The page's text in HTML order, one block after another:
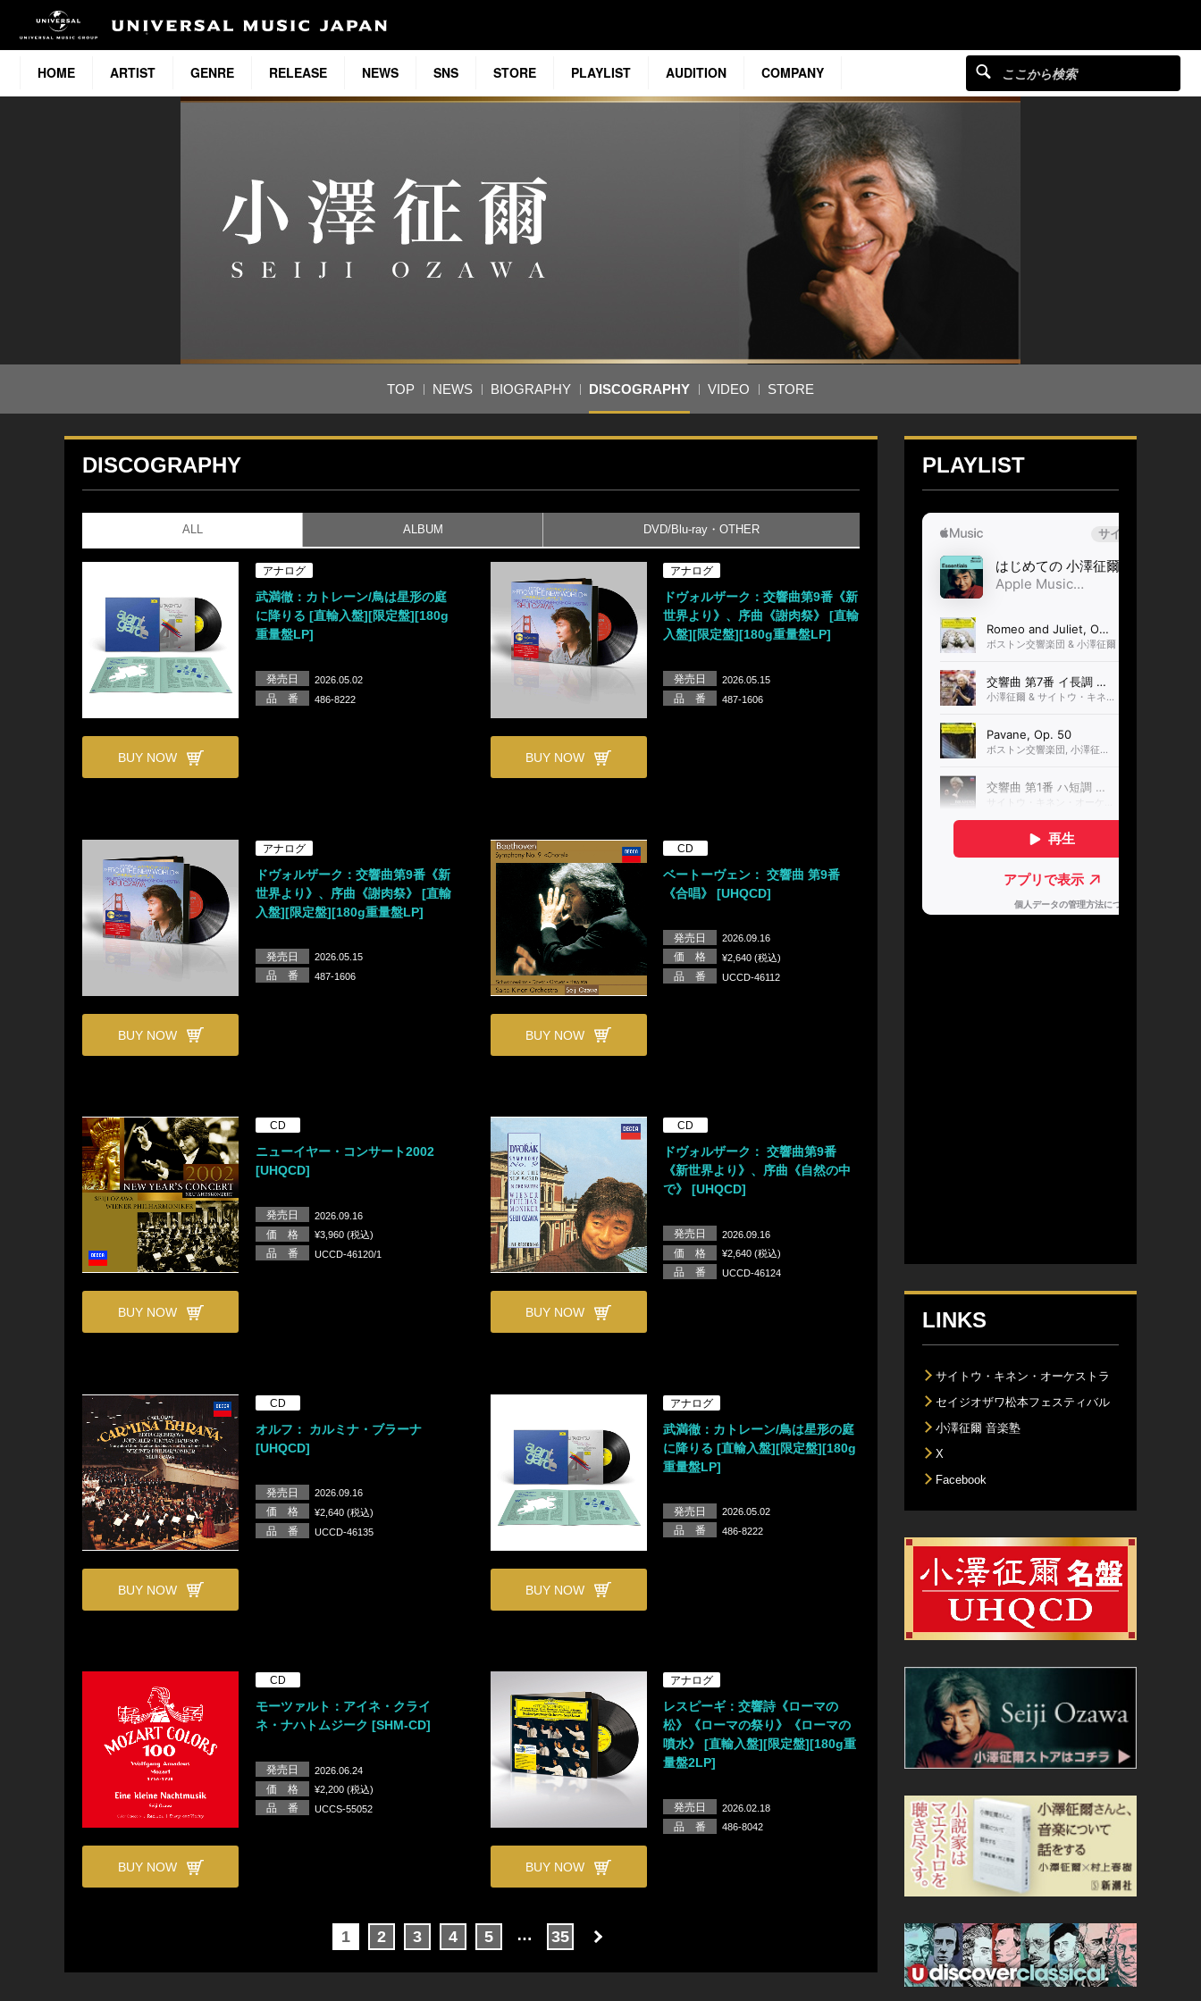
HOME ARTIST GENRE RELEASE NEWS SNS STORE PLAYLIST AUDITION COMPANY
TOP NEWS BIOGRAPHY DISCOGRAPHY VIDEO STORE
DISCOGRAPHY
ALL ALBUM DVD/Blu-ray・OTHER
BUY NOW
アナログ
武満徹：カトレーン/鳥は星形の庭
に降りる [直輸入盤][限定盤][180g
重量盤LP]
発売日 2026.05.02
品 番 486-8222
BUY NOW
アナログ
ドヴォルザーク：交響曲第9番《新
世界より》、序曲《謝肉祭》 [直輸
入盤][限定盤][180g重量盤LP]
発売日 2026.05.15
品 番 487-1606
BUY NOW
アナログ
ドヴォルザーク：交響曲第9番《新
世界より》、序曲《謝肉祭》 [直輸
入盤][限定盤][180g重量盤LP]
発売日 2026.05.15
品 番 487-1606
BUY NOW
CD
ベートーヴェン： 交響曲 第9番
《合唱》 [UHQCD]
発売日 2026.09.16
価 格 ¥2,640 (税込)
品 番 UCCD-46112
BUY NOW
CD
ニューイヤー・コンサート2002
[UHQCD]
発売日 2026.09.16
価 格 ¥3,960 (税込)
品 番 UCCD-46120/1
BUY NOW
CD
ドヴォルザーク： 交響曲第9番
《新世界より》、序曲《自然の中
で》 [UHQCD]
発売日 2026.09.16
価 格 ¥2,640 (税込)
品 番 UCCD-46124
BUY NOW
CD
オルフ： カルミナ・ブラーナ
[UHQCD]
発売日 2026.09.16
価 格 ¥2,640 (税込)
品 番 UCCD-46135
BUY NOW
アナログ
武満徹：カトレーン/鳥は星形の庭
に降りる [直輸入盤][限定盤][180g
重量盤LP]
発売日 2026.05.02
品 番 486-8222
BUY NOW
CD
モーツァルト：アイネ・クライ
ネ・ナハトムジーク [SHM-CD]
発売日 2026.06.24
価 格 ¥2,200 (税込)
品 番 UCCS-55052
BUY NOW
アナログ
レスピーギ：交響詩《ローマの
松》《ローマの祭り》《ローマの
噴水》 [直輸入盤][限定盤][180g重
量盤2LP]
発売日 2026.02.18
品 番 486-8042
1 2 3 4 5 … 35
PLAYLIST
LINKS
サイトウ・キネン・オーケストラ
セイジオザワ松本フェスティバル
小澤征爾 音楽塾
X
Facebook